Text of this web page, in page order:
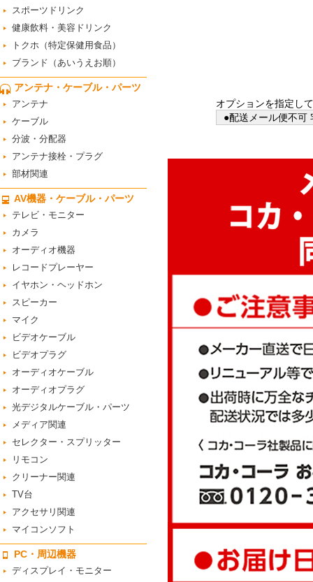
スポーツドリンク
健康飲料・美容ドリンク
トクホ（特定保健用食品）
ブランド（あいうえお順）
アンテナ・ケーブル・パーツ
アンテナ
ケーブル
分波・分配器
アンテナ接栓・プラグ
部材関連
AV機器・ケーブル・パーツ
テレビ・モニター
カメラ
オーディオ機器
レコードプレーヤー
イヤホン・ヘッドホン
スピーカー
マイク
ビデオケーブル
ビデオプラグ
オーディオケーブル
オーディオプラグ
光デジタルケーブル・パーツ
メディア関連
セレクター・スプリッター
リモコン
クリーナー関連
TV台
アクセサリ関連
マイコンソフト
PC・周辺機器
ディスプレイ・モニター
オプションを指定し
●配送メール便不可